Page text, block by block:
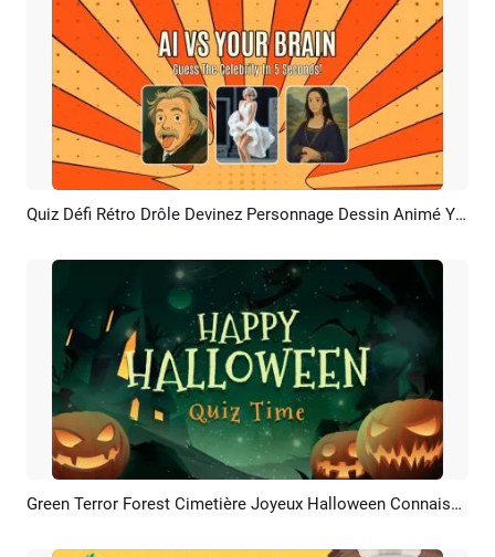
Aperçu Créer IA Quiz Défi Rétro Drôle Devinez Personnage Dessin Animé Youtube
Aperçu Créer IA Green Terror Forest Cimetière Joyeux Halloween Connaissance Quiz Challenge Jeu Youtube Intro